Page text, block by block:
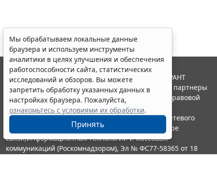
Мы обрабатываем локальные данные
браузера и используем инструменты
аналитики в целях улучшения и обеспечения
работоспособности сайта, статистических
исследований и обзоров. Вы можете
запретить обработку указанных данных в
настройках браузера. Пожалуйста,
ознакомьтесь с условиями их обработки.
Принять
© ООО "НПП "ГАРАНТ-СЕРВИС", 2026. Система ГАРАНТ
выпускается с 1990 года. Компания "Гарант" и ее партнеры
являются участниками Российской ассоциации правовой
информации ГАРАНТ.
Портал ГАРАНТ.РУ зарегистрирован в качестве сетевого
издания Федеральной службой по надзору в сфере
связи,информационных технологий и массовых
коммуникаций (Роскомнадзором), Эл № ФС77-58365 от 18